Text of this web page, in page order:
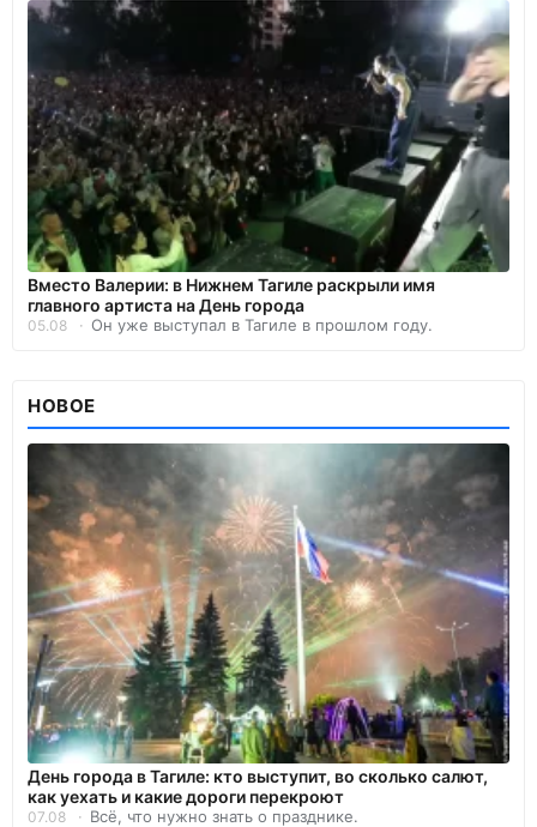
Вместо Валерии: в Нижнем Тагиле раскрыли имя
главного артиста на День города
05.08 Он уже выступал в Тагиле в прошлом году.
НОВОЕ
День города в Тагиле: кто выступит, во сколько салют,
как уехать и какие дороги перекроют
07.08 Всё, что нужно знать о празднике.